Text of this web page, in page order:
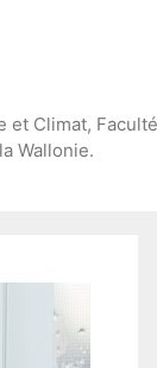
Climat,
Wallonie.